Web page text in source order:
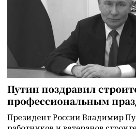
Путин поздравил
профессиональным
Президент России Владимир